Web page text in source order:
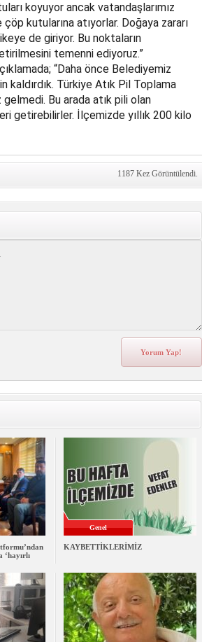
koyuyor ancak vatandaşlarımız
kutularına atıyorlar. Doğaya zararı
de giriyor. Bu noktaların
temenni ediyoruz.”
“Daha önce Belediyemiz
kaldırdık. Türkiye Atık Pil Toplama
Bu arada atık pili olan
getirebilirler. İlçemizde yıllık 200 kilo
1187 Kez Görüntülendi.
Genel
KAYBETTİKLERİMİZ